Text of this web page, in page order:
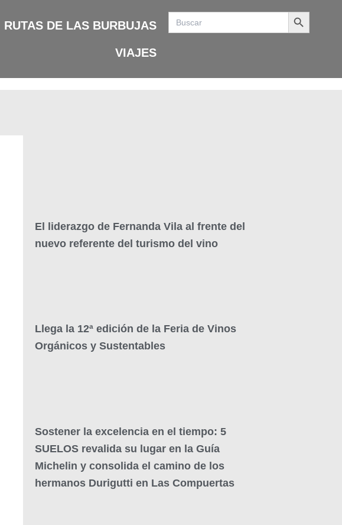
RUTAS DE LAS BURBUJAS
VIAJES
Search
for:
Search Button
El liderazgo de Fernanda Vila al frente del
nuevo referente del turismo del vino
Llega la 12ª edición de la Feria de Vinos
Orgánicos y Sustentables
Sostener la excelencia en el tiempo: 5
SUELOS revalida su lugar en la Guía
Michelin y consolida el camino de los
hermanos Durigutti en Las Compuertas